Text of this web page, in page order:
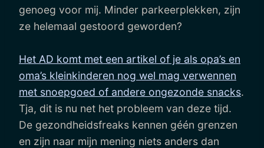
genoeg voor mij. Minder parkeerplekken, zijn
ze helemaal gestoord geworden?
Het AD komt met een artikel of je als opa’s en
oma’s kleinkinderen nog wel mag verwennen
met snoepgoed of andere ongezonde snacks.
Tja, dit is nu net het probleem van deze tijd.
De gezondheidsfreaks kennen géén grenzen
en zijn naar mijn mening niets anders dan